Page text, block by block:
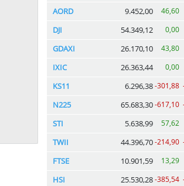
AORD 9.452,00 46,60
DJI 54.349,12 0,00
GDAXI 26.170,10 43,80
IXIC 26.363,44 0,00
KS11 6.296,38-301,88
N225 65.683,30-617,10
STI 5.638,99 57,62
TWII 44.396,70-214,90
FTSE 10.901,59 13,29
HSI 25.530,28-385,54